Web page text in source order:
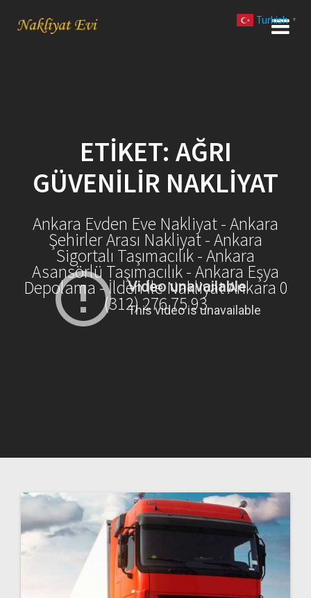
ETIKET: AĞRI
GÜVENILIR NAKLIYAT
Ankara Evden Eve Nakliyat - Ankara
Şehirler Arası Nakliyat - Ankara
Sigortalı Taşımacılık - Ankara
Asansörlü Taşımacılık - Ankara Eşya
Depolama - İlden İle Nakliyat Ankara 0
(312) 276 75 93
Turkish ▼